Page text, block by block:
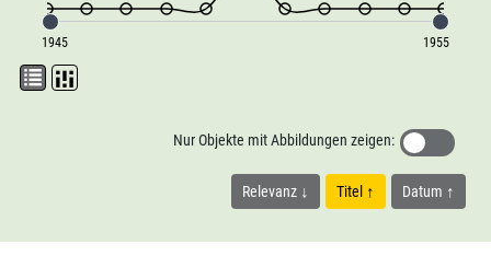
1945 1955
Relevanz Titel Datum
Nur Objekte mit Abbildungen zeigen: